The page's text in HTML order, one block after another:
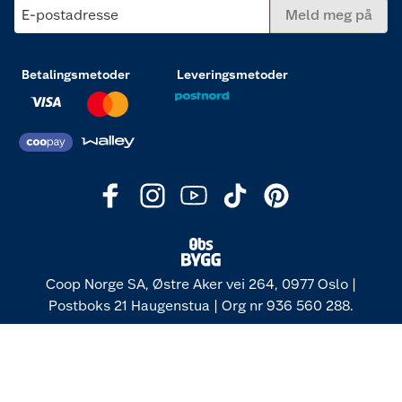
E-postadresse Meld meg på
Betalingsmetoder Leveringsmetoder
Coop Norge SA, Østre Aker vei 264, 0977 Oslo |
Postboks 21 Haugenstua | Org nr 936 560 288.